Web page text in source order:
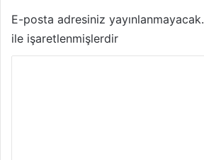
E-posta adresiniz yayınlanmayacak.
ile işaretlenmişlerdir